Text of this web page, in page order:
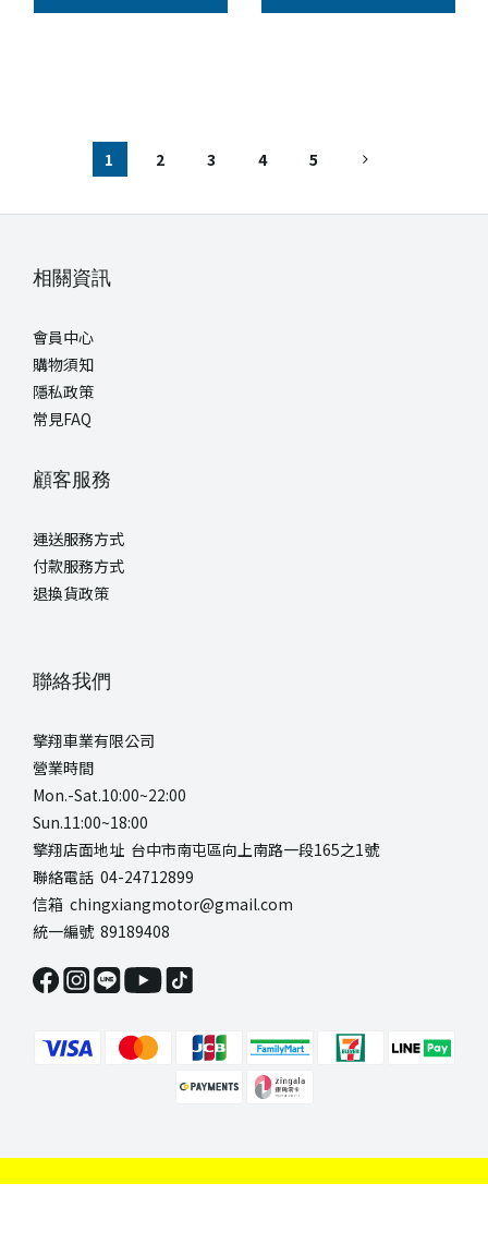
1 2 3 4 5
相關資訊
會員中心
購物須知
隱私政策
常見FAQ
顧客服務
運送服務方式
付款服務方式
退換貨政策
聯絡我們
擎翔車業有限公司
營業時間
Mon.-Sat.10:00~22:00
Sun.11:00~18:00
擎翔店面地址 台中市南屯區向上南路一段165之1號
聯絡電話 04-24712899
信箱 chingxiangmotor@gmail.com
統一編號 89189408